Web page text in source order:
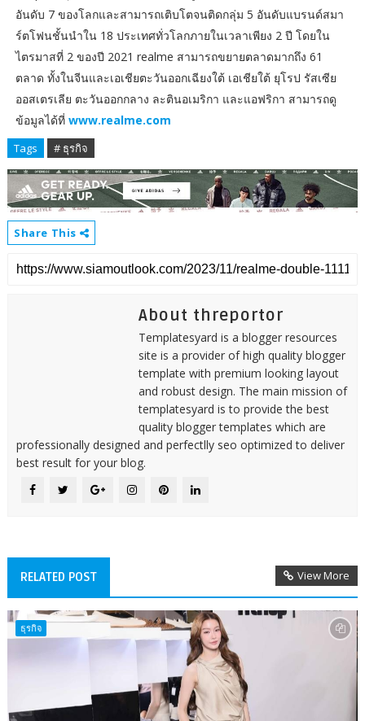
อันดับ 7 ของโลกและสามารถเติบโตจนติดกลุ่ม 5 อันดับแบรนด์สมา
ร์ตโฟนชั้นนำใน 18 ประเทศทั่วโลกภายในเวลาเพียง 2 ปี โดยใน
ไตรมาสที่ 2 ของปี 2021 realme สามารถขยายตลาดมากถึง 61
ตลาด ทั้งในจีนและเอเชียตะวันออกเฉียงใต้ เอเชียใต้ ยุโรป รัสเซีย
ออสเตรเลีย ตะวันออกกลาง ละตินอเมริกา และแอฟริกา สามารถดู
ข้อมูลได้ที่ www.realme.com
Tags # ธุรกิจ
Share This
About threportor
Templatesyard is a blogger resources
site is a provider of high quality blogger
template with premium looking layout
and robust design. The main mission of
templatesyard is to provide the best
quality blogger templates which are
professionally designed and perfectlly seo optimized to deliver
best result for your blog.
RELATED POST View More
ธุรกิจ